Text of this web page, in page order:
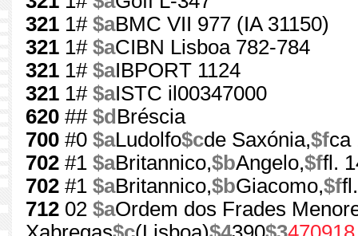
321 1# $aBMC VII 977 (IA 31150)
321 1# $aCIBN Lisboa 782-784
321 1# $aIBPORT 1124
321 1# $aISTC il00347000
620 ## $d Bréscia
700 #0 $aLudolfo$cde Saxónia,$fca
702 #1 $aBritannico,$bAngelo,$ffl.
702 #1 $aBritannico,$bGiacomo,$f
712 02 $aOrdem dos Frades